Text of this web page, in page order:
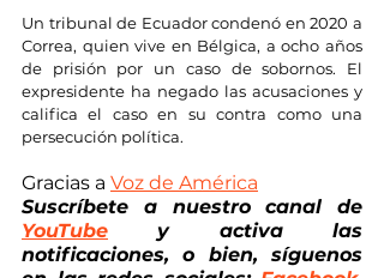
Un tribunal de Ecuador condenó en 2020 a
Correa, quien vive en Bélgica, a ocho años
de prisión por un caso de sobornos. El
expresidente ha negado las acusaciones y
califica el caso en su contra como una
persecución política.
Gracias a Voz de América
Suscríbete a nuestro canal de
YouTube y activa las
notificaciones, o bien, síguenos